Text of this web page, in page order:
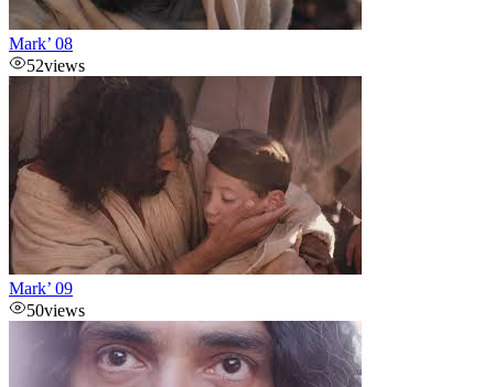
Mark’ 08
52views
Mark’ 09
50views